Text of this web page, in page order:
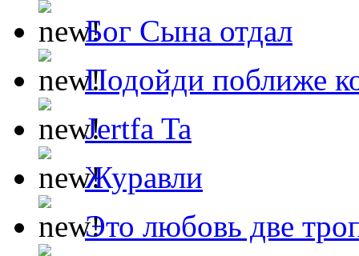
Бог Сына отдал
Подойди поближе
Jertfa Ta
Журавли
Это любовь две